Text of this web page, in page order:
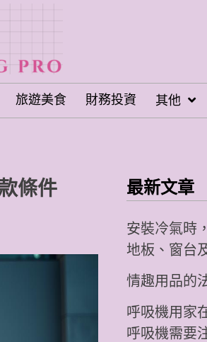
旅遊美食 財務投資 其他
條件 最新文章
安裝冷氣時
地板、窗台
情趣用品的
呼吸機用家
呼吸機需要